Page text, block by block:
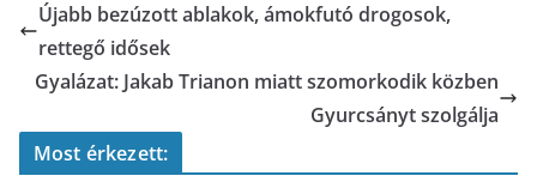
Újabb bezúzott ablakok, ámokfutó drogosok,
rettegő idősek
Gyalázat: Jakab Trianon miatt szomorkodik közben
Gyurcsányt szolgálja
Most érkezett: